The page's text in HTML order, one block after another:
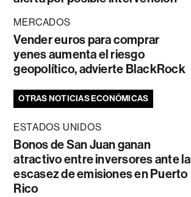
MERCADOS
Vender euros para comprar
yenes aumenta el riesgo
geopolítico, advierte BlackRock
OTRAS NOTICIAS ECONÓMICAS
ESTADOS UNIDOS
Bonos de San Juan ganan
atractivo entre inversores ante la
escasez de emisiones en Puerto
Rico